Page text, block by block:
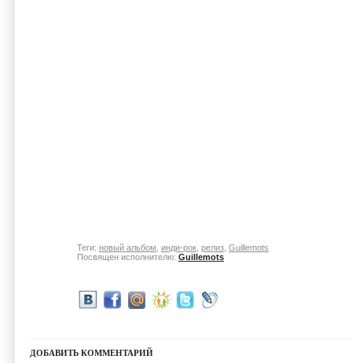
Теги: новый альбом инди-рок релиз Guillemots
Посвящен исполнителю: Guillemots
ДОБАВИТЬ КОММЕНТАРИЙ